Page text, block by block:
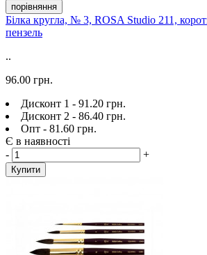
порівняння
Білка кругла, № 3, ROSA Studio 211,
пензель
..
96.00 грн.
Дисконт 1 - 91.20 грн.
Дисконт 2 - 86.40 грн.
Опт - 81.60 грн.
Є в наявності
-
+
Купити